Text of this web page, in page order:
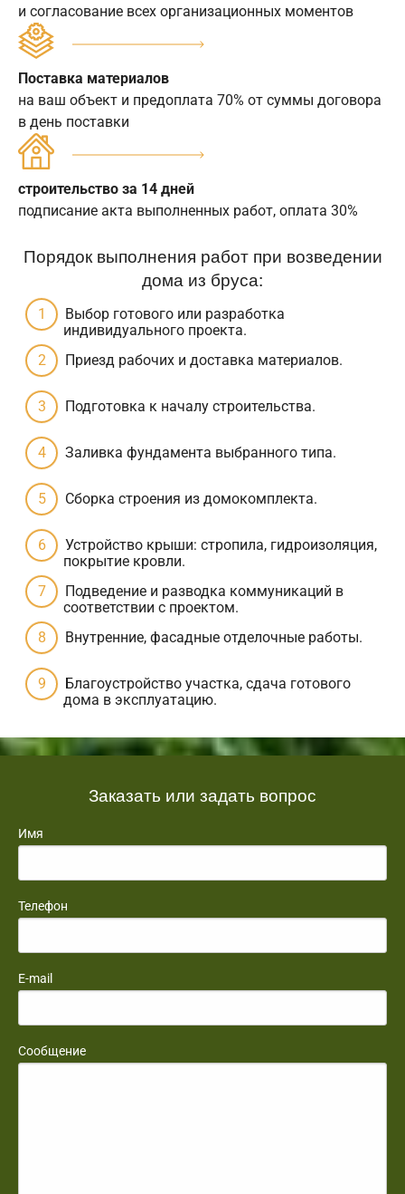
и согласование всех организационных моментов
Поставка материалов
на ваш объект и предоплата 70% от суммы договора
в день поставки
строительство за 14 дней
подписание акта выполненных работ, оплата 30%
Порядок выполнения работ при возведении
дома из бруса:
Выбор готового или разработка
индивидуального проекта.
Приезд рабочих и доставка материалов.
Подготовка к началу строительства.
Заливка фундамента выбранного типа.
Сборка строения из домокомплекта.
Устройство крыши: стропила, гидроизоляция,
покрытие кровли.
Подведение и разводка коммуникаций в
соответствии с проектом.
Внутренние, фасадные отделочные работы.
Благоустройство участка, сдача готового
дома в эксплуатацию.
Заказать или задать вопрос
Имя
Телефон
E-mail
Сообщение